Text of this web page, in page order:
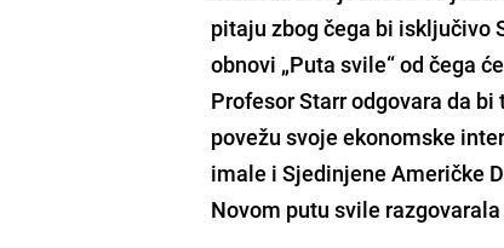
pitaju zbog čega bi isključivo
obnovi „Puta svile“ od čega
Profesor Starr odgovara da
povežu svoje ekonomske
imale i Sjedinjene Američke
Novom putu svile